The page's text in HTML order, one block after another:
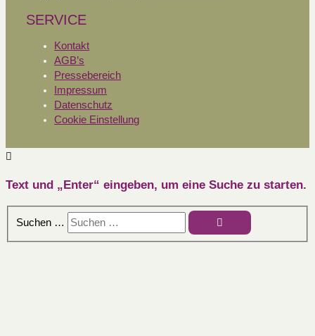
SERVICE
Kontakt
AGB’s
Pressebereich
Impressum
Datenschutz
Cookie Einstellung
Text und „Enter“ eingeben, um eine Suche zu starten.
Suchen …